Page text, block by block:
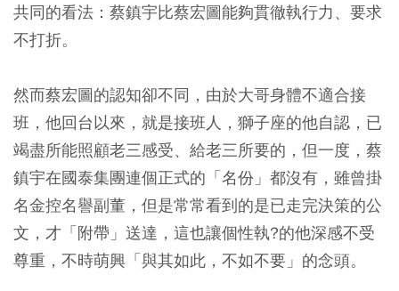
共同的看法：蔡鎮宇比蔡宏圖能夠貫徹執行力、要求
不打折。
然而蔡宏圖的認知卻不同，由於大哥身體不適合接
班，他回台以來，就是接班人，獅子座的他自認，已
竭盡所能照顧老三感受、給老三所要的，但一度，蔡
鎮宇在國泰集團連個正式的「名份」都沒有，雖曾掛
名金控名譽副董，但是常常看到的是已走完決策的公
文，才「附帶」送達，這也讓個性執?的他深感不受
尊重，不時萌興「與其如此，不如不要」的念頭。